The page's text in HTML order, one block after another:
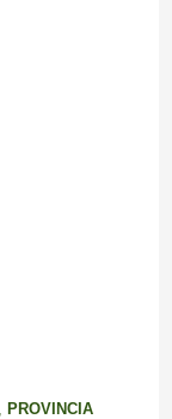
PROVINCIA